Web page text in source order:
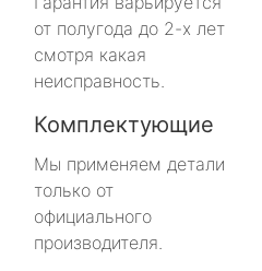
от полугода до 2-х лет
смотря какая
неисправность.
Комплектующие
Мы применяем детали
только от
официального
производителя.